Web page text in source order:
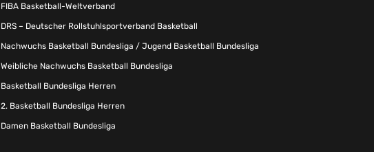
FIBA Basketball-Weltverband
DRS – Deutscher Rollstuhlsportverband Basketball
Nachwuchs Basketball Bundesliga / Jugend Basketball Bundesliga
Weibliche Nachwuchs Basketball Bundesliga
Basketball Bundesliga Herren
2. Basketball Bundesliga Herren
Damen Basketball Bundesliga